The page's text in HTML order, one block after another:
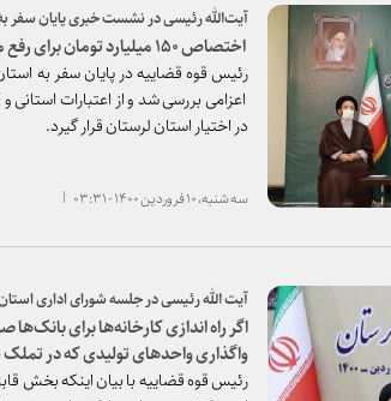
آیت‌الله رئیسی در‌ نشست خبری پایان سفر به
اختصاص ۱۵۰ میلیارد تومان برای رفع مشکلات دستگاه قضایی استان لرستان
رئیس قوه قضاییه در پایان سفر به
در اختیار استان لرستان قرار گیرد.
سه شنبه، ۱۰ فروردین ۱۴۰۰ - ۰۳:۳۱
آیت الله رئیسی در جلسه شورای اداری
اگر راه اندازی کارخانه‌ها برای بانک‌ها
واگذاری واحدهای تولیدی که در تملک
رئیس قوه قضاییه با بیان اینکه بخش